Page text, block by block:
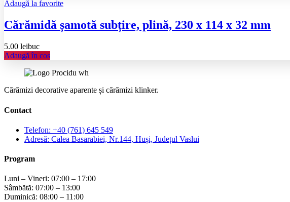
Adaugă la favorite
Cărămidă șamotă subțire, plină, 230 x 114 x 32 mm
5.00 leibuc
Adaugă în coș
Cărămizi decorative aparente și cărămizi klinker.
Contact
Telefon: +40 (761) 645 549
Adresă: Calea Basarabiei, Nr.144, Huși, Județul Vaslui
Program
Luni – Vineri: 07:00 – 17:00
Sâmbătă: 07:00 – 13:00
Duminică: 08:00 – 11:00